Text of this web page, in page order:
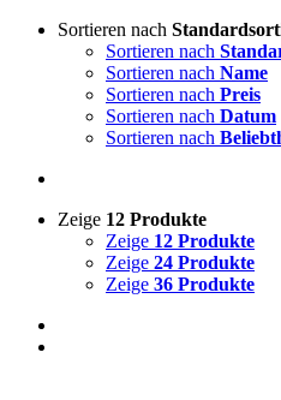
Sortieren nach
Sortieren nach
Sortieren nach Name
Sortieren nach Preis
Sortieren nach Datum
Sortieren nach
Zeige 12 Produkte
Zeige 12 Produkte
Zeige 24 Produkte
Zeige 36 Produkte